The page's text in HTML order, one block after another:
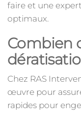
faire et une
optimaux.
Combien
Chez RAS
œuvre pour
rapides pour